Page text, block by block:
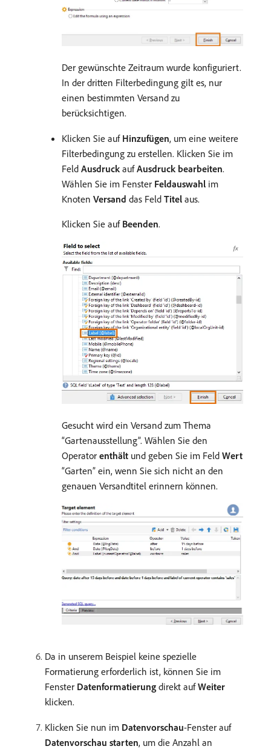
Der gewünschte Zeitraum wurde konfiguriert.
In der dritten Filterbedingung gilt es, nur
einen bestimmten Versand zu
berücksichtigen.
Klicken Sie auf Hinzufügen, um eine weitere
Filterbedingung zu erstellen. Klicken Sie im
Feld AusdruckaufAusdruck bearbeiten.
Wählen Sie im Fenster Feldauswahl im
Knoten Versand das Feld Titel aus.
Klicken Sie auf Beenden.
Gesucht wird ein Versand zum Thema
“Gartenausstellung”. Wählen Sie den
Operator enthält und geben Sie im Feld Wert
“Garten” ein, wenn Sie sich nicht an den
genauen Versandtitel erinnern können.
Da in unserem Beispiel keine spezielle
Formatierung erforderlich ist, können Sie im
Fenster Datenformatierung direkt aufWeiter
klicken.
Klicken Sie nun im Datenvorschau-Fenster auf
Datenvorschau starten, um die Anzahl an